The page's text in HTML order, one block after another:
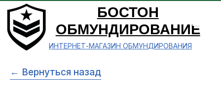
БОСТОН
ОБМУНДИРОВАНИЕ
ИНТЕРНЕТ-МАГАЗИН ОБМУНДИРОВАНИЯ
← Вернуться назад